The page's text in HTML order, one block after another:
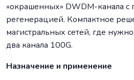
«окрашенных» DWDM-канала с
регенерацией. Компактное
магистральных сетей, где
два канала 100G.
Назначение и применение